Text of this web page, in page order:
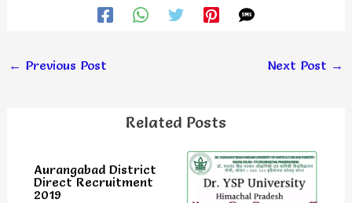
← Previous Post Next Post →
Related Posts
Aurangabad District
Direct Recruitment
2019